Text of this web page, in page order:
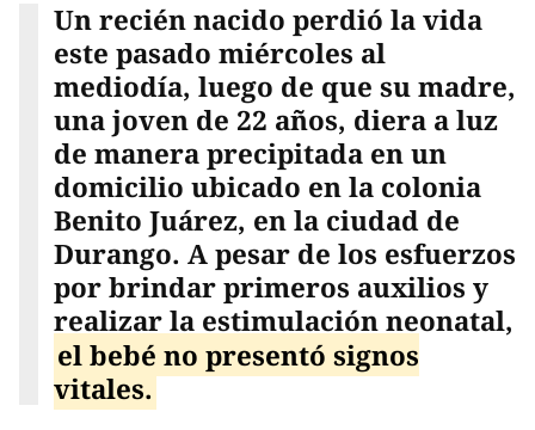
Un recién nacido perdió la vida
este pasado miércoles al
mediodía, luego de que su madre,
una joven de 22 años, diera a luz
de manera precipitada en un
domicilio ubicado en la colonia
Benito Juárez, en la ciudad de
Durango. A pesar de los esfuerzos
por brindar primeros auxilios y
realizar la estimulación neonatal,
el bebé no presentó signos
vitales.